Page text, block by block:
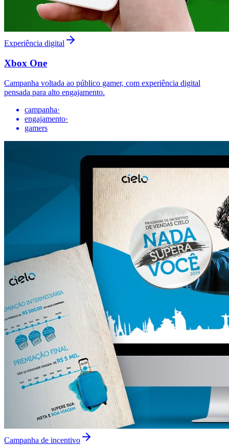
Experiência digital
Xbox One
Campanha voltada ao público gamer, com experiência digital
pensada para alto engajamento.
campanha·
engajamento·
gamers
Campanha de incentivo